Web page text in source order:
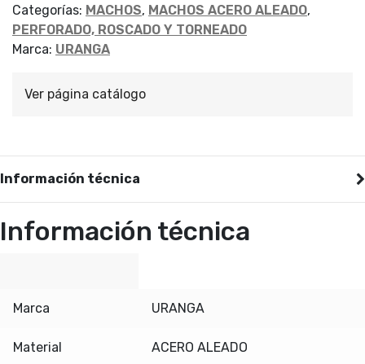
1/8
CONO
1
cantidad
Categorías: MACHOS, MACHOS ACERO ALEADO,
PERFORADO, ROSCADO Y TORNEADO
Marca: URANGA
Ver página catálogo
Información técnica
Información técnica
Marca URANGA
Material ACERO ALEADO